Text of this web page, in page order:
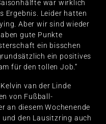
war wirklich
Ergebnis. Leider hatten
Aber wir sind wieder
gute Punkte
ein bisschen
ein positives
für den tollen Job.“
van der Linde
von Fußball-
an diesem Wochenende
den Lausitzring auch